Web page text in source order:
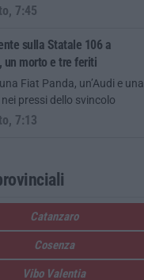
7:45
sulla Statale 106 a
un morto e tre feriti
Fiat Panda, un’Audi e una
pressi dello svincolo
7:13
Catanzaro
Cosenza
Vibo Valentia